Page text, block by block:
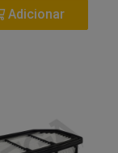
Adicionar